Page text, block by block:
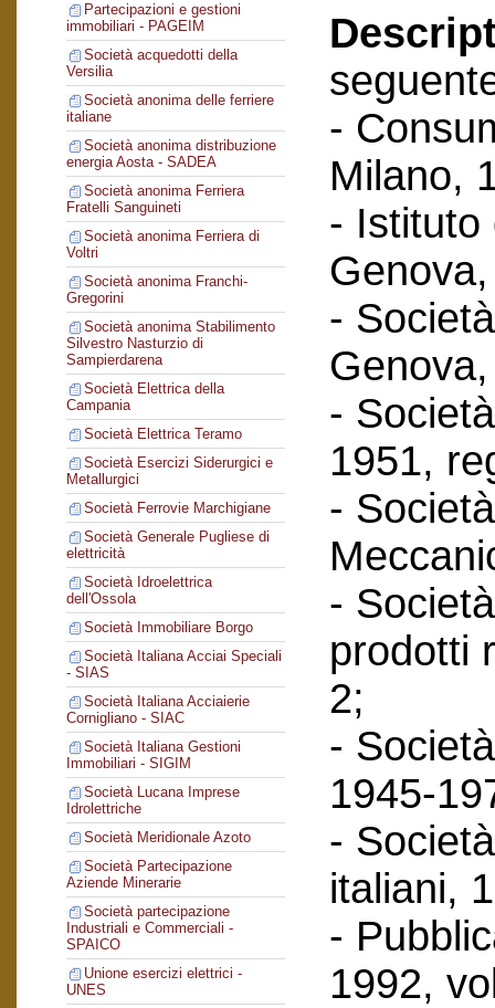
Partecipazioni e gestioni
immobiliari - PAGEIM
Società acquedotti della
Versilia
Società anonima delle ferriere
italiane
Società anonima distribuzione
energia Aosta - SADEA
Società anonima Ferriera
Fratelli Sanguineti
Società anonima Ferriera di
Voltri
Società anonima Franchi-
Gregorini
Società anonima Stabilimento
Silvestro Nasturzio di
Sampierdarena
Società Elettrica della
Campania
Società Elettrica Teramo
Società Esercizi Siderurgici e
Metallurgici
Società Ferrovie Marchigiane
Società Generale Pugliese di
elettricità
Società Idroelettrica
dell'Ossola
Società Immobiliare Borgo
Società Italiana Acciai Speciali
- SIAS
Società Italiana Acciaierie
Cornigliano - SIAC
Società Italiana Gestioni
Immobiliari - SIGIM
Società Lucana Imprese
Idrolettriche
Società Meridionale Azoto
Società Partecipazione
Aziende Minerarie
Società partecipazione
Industriali e Commerciali -
SPAICO
Unione esercizi elettrici -
UNES
-
Milano,
- Istituto
-
-
1951,
-
-
prodotti
2;
-
1945-
-
italiani,
-
1992,